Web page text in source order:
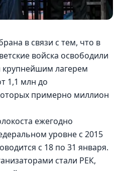
в связи с тем, что в
войска освободили
лагерем
1,1 млн до
примерно миллион
ежегодно
уровне с 2015
с 18 по 31 января.
стали РЕК,